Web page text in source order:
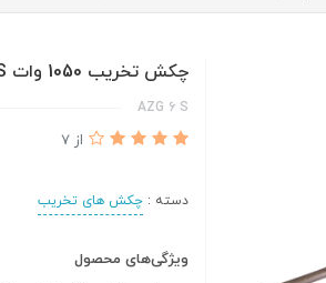
چکش تخریب 1050 وات AZG 6 S برند DCA
AZG 6 S
از 7
دسته :چکش های تخریب
ویژگی‌های محصول